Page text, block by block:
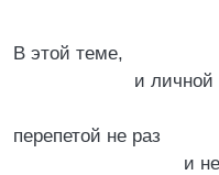
В этой теме,
и личной
и
перепетой не раз
и не